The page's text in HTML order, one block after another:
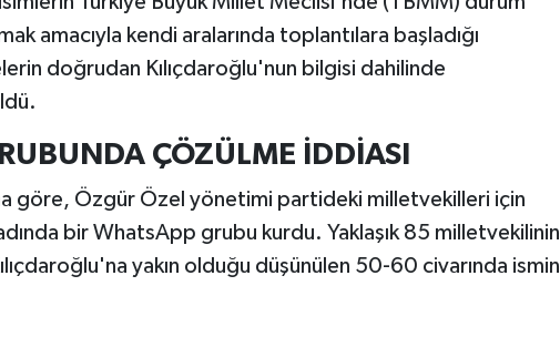
amacıyla kendi aralarında toplantılara başladığı
doğrudan Kılıçdaroğlu'nun bilgisi dahilinde
ÇÖZÜLME İDDİASI
göre, Özgür Özel yönetimi partideki milletvekilleri için
bir WhatsApp grubu kurdu. Yaklaşık 85 milletvekilinin
yakın olduğu düşünülen 50-60 civarında ismin